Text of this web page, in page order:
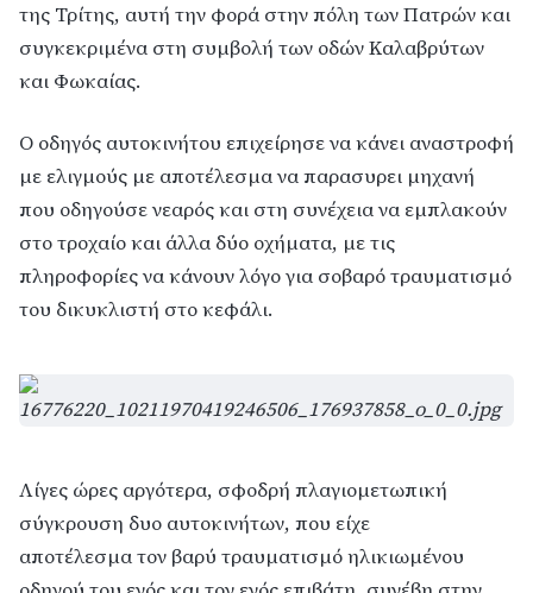
της Τρίτης, αυτή την φορά στην πόλη των Πατρών και
συγκεκριμένα στη συμβολή των οδών Καλαβρύτων
και Φωκαίας.
Ο οδηγός αυτοκινήτου επιχείρησε να κάνει αναστροφή
με ελιγμούς με αποτέλεσμα να παρασυρει μηχανή
που οδηγούσε νεαρός και στη συνέχεια να εμπλακούν
στο τροχαίο και άλλα δύο οχήματα, με τις
πληροφορίες να κάνουν λόγο για σοβαρό τραυματισμό
του δικυκλιστή στο κεφάλι.
Λίγες ώρες αργότερα, σφοδρή πλαγιομετωπική
σύγκρουση δυο αυτοκινήτων, που είχε
αποτέλεσμα τον βαρύ τραυματισμό ηλικιωμένου